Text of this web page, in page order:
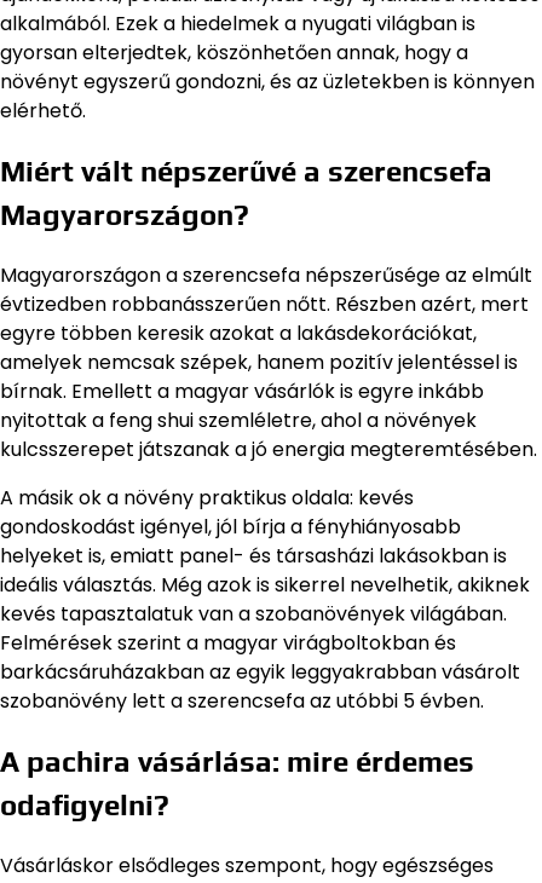
alkalmából. Ezek a hiedelmek a nyugati világban is
gyorsan elterjedtek, köszönhetően annak, hogy a
növényt egyszerű gondozni, és az üzletekben is könnyen
elérhető.
Miért vált népszerűvé a szerencsefa
Magyarországon?
Magyarországon a szerencsefa népszerűsége az elmúlt
évtizedben robbanásszerűen nőtt. Részben azért, mert
egyre többen keresik azokat a lakásdekorációkat,
amelyek nemcsak szépek, hanem pozitív jelentéssel is
bírnak. Emellett a magyar vásárlók is egyre inkább
nyitottak a feng shui szemléletre, ahol a növények
kulcsszerepet játszanak a jó energia megteremtésében.
A másik ok a növény praktikus oldala: kevés
gondoskodást igényel, jól bírja a fényhiányosabb
helyeket is, emiatt panel- és társasházi lakásokban is
ideális választás. Még azok is sikerrel nevelhetik, akiknek
kevés tapasztalatuk van a szobanövények világában.
Felmérések szerint a magyar virágboltokban és
barkácsáruházakban az egyik leggyakrabban vásárolt
szobanövény lett a szerencsefa az utóbbi 5 évben.
A pachira vásárlása: mire érdemes
odafigyelni?
Vásárláskor elsődleges szempont, hogy egészséges